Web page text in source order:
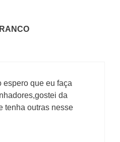
espero que eu faça
da
tenha outras nesse